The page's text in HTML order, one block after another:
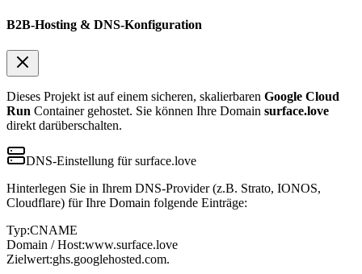
B2B-Hosting & DNS-Konfiguration
Dieses Projekt ist auf einem sicheren, skalierbaren Google Cloud
Run Container gehostet. Sie können Ihre Domain surface.love
direkt darüberschalten.
DNS-Einstellung für surface.love
Hinterlegen Sie in Ihrem DNS-Provider (z.B. Strato, IONOS,
Cloudflare) für Ihre Domain folgende Einträge:
Typ:CNAME
Domain / Host:www.surface.love
Zielwert:ghs.googlehosted.com.